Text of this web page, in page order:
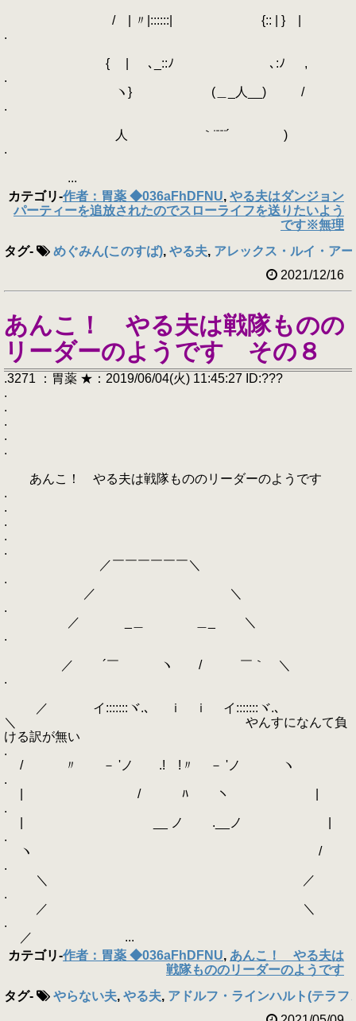
/ | 〃|::::::| {:: | } |
.
{ | ､_::ﾉ ､:ﾉ ,
.
ヽ} (＿_人__) /
.
人 ｀¨¨¨´ )
.
...
カテゴリ-作者：胃薬 ◆036aFhDFNU, やる夫はダンジョン
パーティーを追放されたのでスローライフを送りたいよう
です※無理
タグ- めぐみん(このすば), やる夫, アレックス・ルイ・ア
2021/12/16
あんこ！ やる夫は戦隊ものの
リーダーのようです その８
.3271 ：胃薬 ★：2019/06/04(火) 11:45:27 ID:???
.
.
.
.
.
あんこ！ やる夫は戦隊もののリーダーのようです
.
.
.
.
.
／￣￣￣￣￣￣＼
.
／ ＼
.
／ _＿ ＿_ ＼
.
／ ´￣ ヽ / ￣｀ ＼
.
／ イ:::::::ヾ.､ ｉ ｉ イ:::::::ヾ.､
＼ やんすになんて負
ける訳が無い
.
/ 〃 ゝ－ 'ノ .! !〃 ゝ－ 'ノ ヽ
.
| / ﾊ ヽ |
.
| ゝ __ ノ ゝ.__ノ |
.
ヽ /
.
＼ ／
.
／ ＼
.
／ ...
カテゴリ-作者：胃薬 ◆036aFhDFNU, あんこ！ やる夫は
戦隊もののリーダーのようです
タグ- やらない夫, やる夫, アドルフ・ラインハルト(テラフ